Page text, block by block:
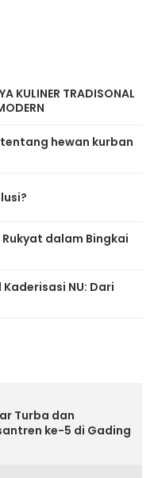
KULINER TRADISONAL
hewan kurban
dalam Bingkai
NU: Dari
Turba dan
ke-5 di Gading